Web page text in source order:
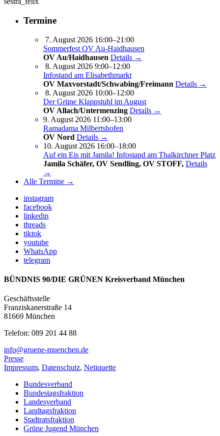
Termine
7. August 2026 16:00–21:00
Sommerfest OV Au-Haidhausen
OV Au/Haidhausen Details →
8. August 2026 9:00–12:00
Infostand am Elisabethmarkt
OV Maxvorstadt/Schwabing/Freimann Details →
8. August 2026 10:00–12:00
Der Grüne Klappstuhl im August
OV Allach/Untermenzing Details →
9. August 2026 11:00–13:00
Ramadama Milbertshofen
OV Nord Details →
10. August 2026 16:00–18:00
Auf ein Eis mit Jamila! Infostand am Thalkirchner Platz
Jamila Schäfer, OV Sendling, OV STOFF, Details
→
Alle Termine →
instagram
facebook
linkedin
threads
tiktok
youtube
WhatsApp
telegram
BÜNDNIS 90/DIE GRÜNEN Kreisverband München
Geschäftsstelle
Franziskanerstraße 14
81669 München
Telefon: 089 201 44 88
info@gruene-muenchen.de
Presse
Impressum, Datenschutz, Netiquette
Bundesverband
Bundestagsfraktion
Landesverband
Landtagsfraktion
Stadtratsfraktion
Grüne Jugend München